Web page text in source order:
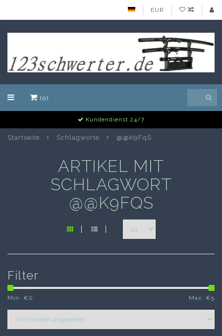
EUR
(0)
Kundendienst 24/7
Startseite Schlagworte @@K9FqS
ARTIKEL MIT
SCHLAGWORT
@@K9FQS
Filter
Min: €0 Max: €5